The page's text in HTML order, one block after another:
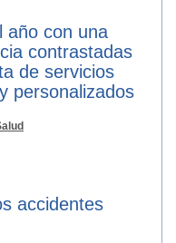
año con una
contrastadas
de servicios
personalizados
accidentes